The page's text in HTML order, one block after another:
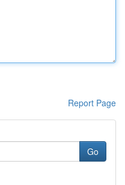
Report Page
Go